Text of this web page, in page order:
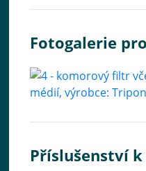
Fotogalerie
Příslušenství